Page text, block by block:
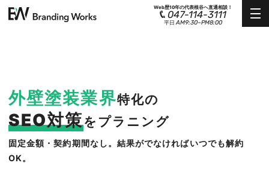
Web歴10年の代表根谷へ直通相談！
047-114-3111
平日AM9:30~PM8:00
外壁塗装業界特化の
SEO対策をプラニング
固定金額・契約期間なし。結果がでなければいつでも解約
OK。